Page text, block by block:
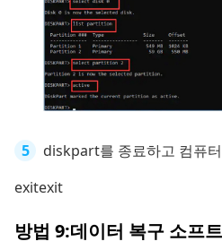
diskpart를 종료하고 컴퓨
exitexit
방법 9:데이터 복구 소프